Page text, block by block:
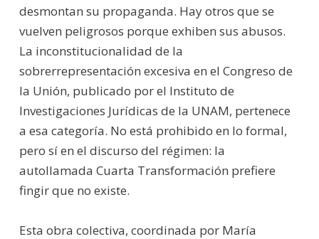
desmontan su propaganda. Hay otros que se
vuelven peligrosos porque exhiben sus abusos.
La inconstitucionalidad de la
sobrerrepresentación excesiva en el Congreso de
la Unión, publicado por el Instituto de
Investigaciones Jurídicas de la UNAM, pertenece
a esa categoría. No está prohibido en lo formal,
pero sí en el discurso del régimen: la
autollamada Cuarta Transformación prefiere
fingir que no existe.
Esta obra colectiva, coordinada por María